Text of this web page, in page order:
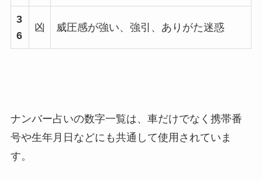
3
6
凶 威圧感が強い、強引、ありがた迷惑
ナンバー占いの数字一覧は、車だけでなく携帯番
号や生年月日などにも共通して使用されていま
す。